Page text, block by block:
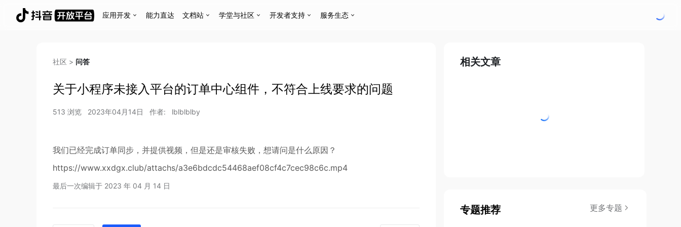
应用开发 能力直达 文档站 学堂与社区 开发者支持 服务生态
社区 > 问答
关于小程序未接入平台的订单中心组件，不符合上线要求的问题
513 浏览 2023年04月14日 作者: lblblblby
我们已经完成订单同步，并提供视频，但是还是审核失败，想请问是什么原因？
https://www.xxdgx.club/attachs/a3e6bdcdc54468aef08cf4c7cec98c6c.mp4
最后一次编辑于 2023 年 04 月 14 日
相关文章
专题推荐 更多专题